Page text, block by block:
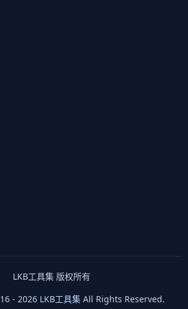
LKB工具集 版权所有
- 2026 LKB工具集 All Rights Reserved.